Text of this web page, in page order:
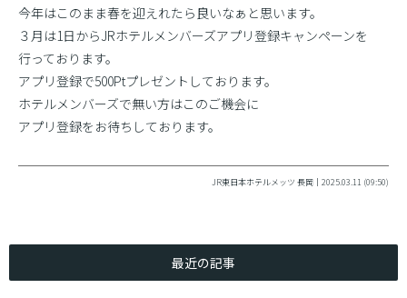
今年はこのまま春を迎えれたら良いなぁと思います。
３月は1日からJRホテルメンバーズアプリ登録キャンペーンを
行っております。
アプリ登録で500Ptプレゼントしております。
ホテルメンバーズで無い方はこのご機会に
アプリ登録をお待ちしております。
JR東日本ホテルメッツ 長岡｜2025.03.11 (09:50)
最近の記事